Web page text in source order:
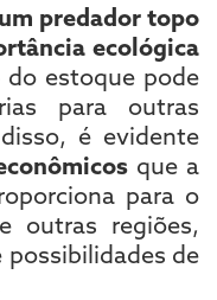
predador topo
ecológica
estoque pode
para outras
é evidente
que a
para o
outras regiões,
possibilidades de